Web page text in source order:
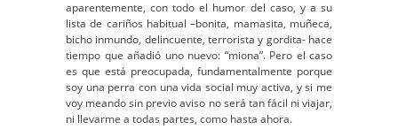
aparentemente, con todo el humor del caso, y a su
lista de cariños habitual –bonita, mamasita, muñeca,
bicho inmundo, delincuente, terrorista y gordita- hace
tiempo que añadió uno nuevo: “miona”. Pero el caso
es que está preocupada, fundamentalmente porque
soy una perra con una vida social muy activa, y si me
voy meando sin previo aviso no será tan fácil ni viajar,
ni llevarme a todas partes, como hasta ahora.